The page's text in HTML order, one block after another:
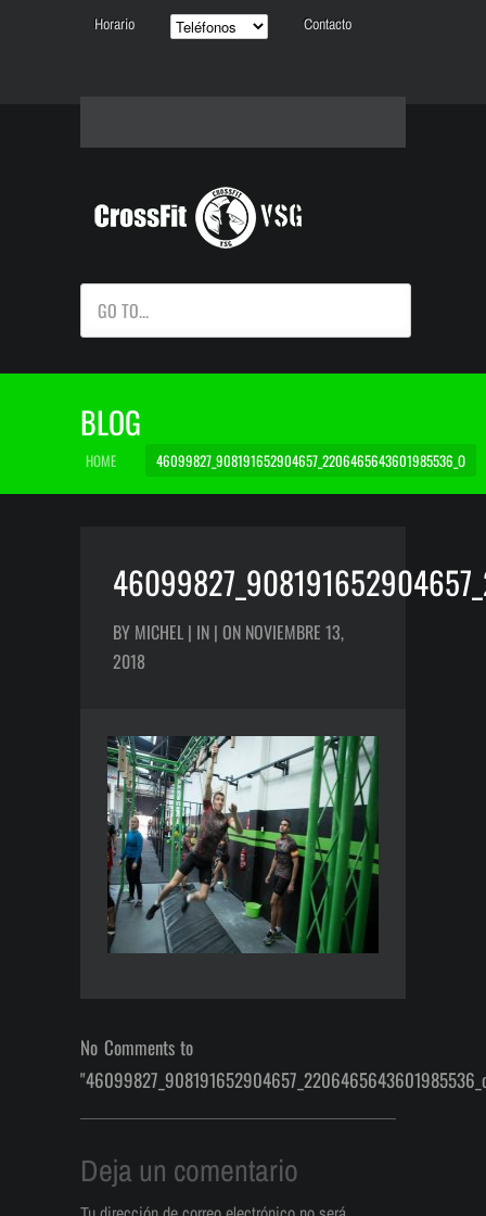
Horario Contacto
GO TO...
BLOG
HOME 46099827_908191652904657_2206465643601985536_O
BY MICHEL | IN | ON NOVIEMBRE 13,
2018
No Comments to
Deja un comentario